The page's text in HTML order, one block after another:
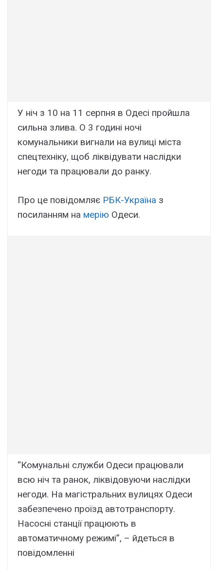
У ніч з 10 на 11 серпня в Одесі пройшла
сильна злива. О 3 годині ночі
комунальники вигнали на вулиці міста
спецтехніку, щоб ліквідувати наслідки
негоди та працювали до ранку.
Про це повідомляє РБК-Україна з
посиланням на мерію Одеси.
“Комунальні служби Одеси працювали
всю ніч та ранок, ліквідовуючи наслідки
негоди. На магістральних вулицях Одеси
забезпечено проїзд автотранспорту.
Насосні станції працюють в
автоматичному режимі”, – йдеться в
повідомленні